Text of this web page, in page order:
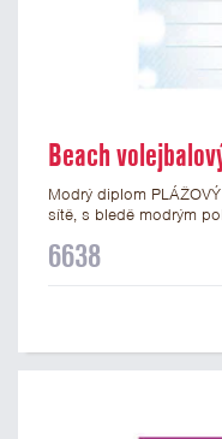
Beach
Modrý diplom
sítě, s bledě modrým
formátu A4 a A5.
6638